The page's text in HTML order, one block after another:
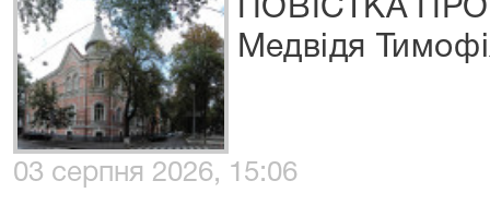
ПОВІСТКА
Медвідя
03 серпня 2026, 15:06